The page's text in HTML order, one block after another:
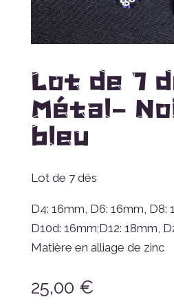
Lot de 7
Métal-
bleu
Lot de 7 dés
D4: 16mm, D6: 16mm, D8:
D10d: 16mm;D12: 18mm,
Matière en alliage de zinc
25,00 €